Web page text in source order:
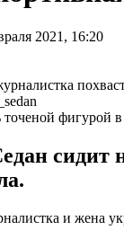
2021, 16:20
точеной фигурой
сидит
и жена